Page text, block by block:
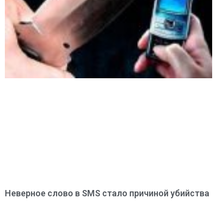
Неверное слово в SMS стало причиной убийства